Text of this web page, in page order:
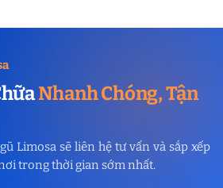
Nhanh Chóng, Tận
Limosa sẽ liên hệ tư vấn và sắp xếp
trong thời gian sớm nhất.